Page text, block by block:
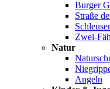
Burger
Straße
Zwei-
Natur
Angeln